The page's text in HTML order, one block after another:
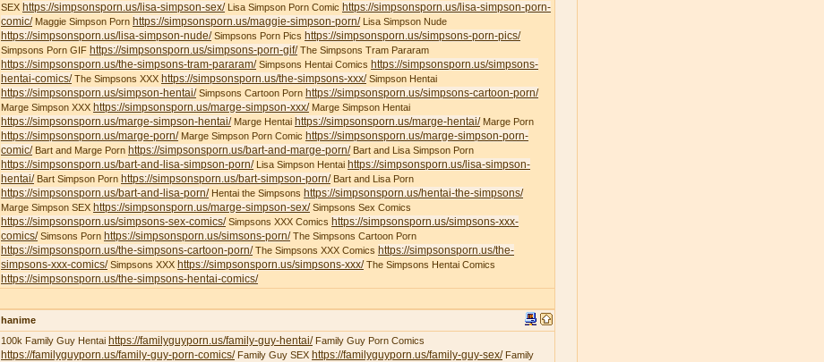
SEX https://simpsonsporn.us/lisa-simpson-sex/Lisa Simpson Porn Comic https://simpsonsporn.us/lisa-simpson-porn-
comic/Maggie Simpson Porn https://simpsonsporn.us/maggie-simpson-porn/Lisa Simpson Nude
https://simpsonsporn.us/lisa-simpson-nude/Simpsons Porn Pics https://simpsonsporn.us/simpsons-porn-pics/
Simpsons Porn GIF https://simpsonsporn.us/simpsons-porn-gif/The Simpsons Tram Pararam
https://simpsonsporn.us/the-simpsons-tram-pararam/Simpsons Hentai Comics https://simpsonsporn.us/simpsons-
hentai-comics/The Simpsons XXX https://simpsonsporn.us/the-simpsons-xxx/Simpson Hentai
https://simpsonsporn.us/simpson-hentai/Simpsons Cartoon Porn https://simpsonsporn.us/simpsons-cartoon-porn/
Marge Simpson XXX https://simpsonsporn.us/marge-simpson-xxx/Marge Simpson Hentai
https://simpsonsporn.us/marge-simpson-hentai/Marge Hentai https://simpsonsporn.us/marge-hentai/Marge Porn
https://simpsonsporn.us/marge-porn/Marge Simpson Porn Comic https://simpsonsporn.us/marge-simpson-porn-
comic/Bart and Marge Porn https://simpsonsporn.us/bart-and-marge-porn/Bart and Lisa Simpson Porn
https://simpsonsporn.us/bart-and-lisa-simpson-porn/Lisa Simpson Hentai https://simpsonsporn.us/lisa-simpson-
hentai/Bart Simpson Porn https://simpsonsporn.us/bart-simpson-porn/Bart and Lisa Porn
https://simpsonsporn.us/bart-and-lisa-porn/Hentai the Simpsons https://simpsonsporn.us/hentai-the-simpsons/
Marge Simpson SEX https://simpsonsporn.us/marge-simpson-sex/Simpsons Sex Comics
https://simpsonsporn.us/simpsons-sex-comics/Simpsons XXX Comics https://simpsonsporn.us/simpsons-xxx-
comics/Simsons Porn https://simpsonsporn.us/simsons-porn/The Simpsons Cartoon Porn
https://simpsonsporn.us/the-simpsons-cartoon-porn/The Simpsons XXX Comics https://simpsonsporn.us/the-
simpsons-xxx-comics/Simpsons XXX https://simpsonsporn.us/simpsons-xxx/The Simpsons Hentai Comics
https://simpsonsporn.us/the-simpsons-hentai-comics/
hanime
100k Family Guy Hentai https://familyguyporn.us/family-guy-hentai/Family Guy Porn Comics
https://familyguyporn.us/family-guy-porn-comics/Family Guy SEX https://familyguyporn.us/family-guy-sex/Family